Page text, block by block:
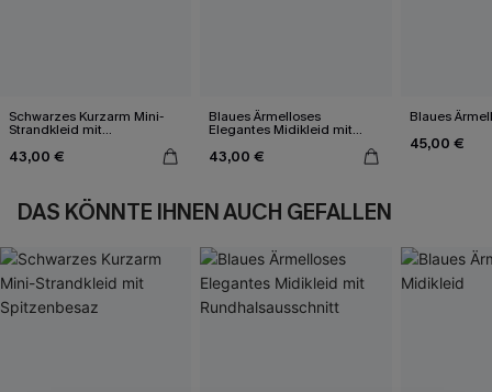
Schwarzes Kurzarm Mini-
Strandkleid mit
43,00 €
Blaues Ärmelloses
Elegantes Midikleid mit
43,00 €
Blaues
45,00 €
DAS KÖNNTE IHNEN AUCH GEFALLEN